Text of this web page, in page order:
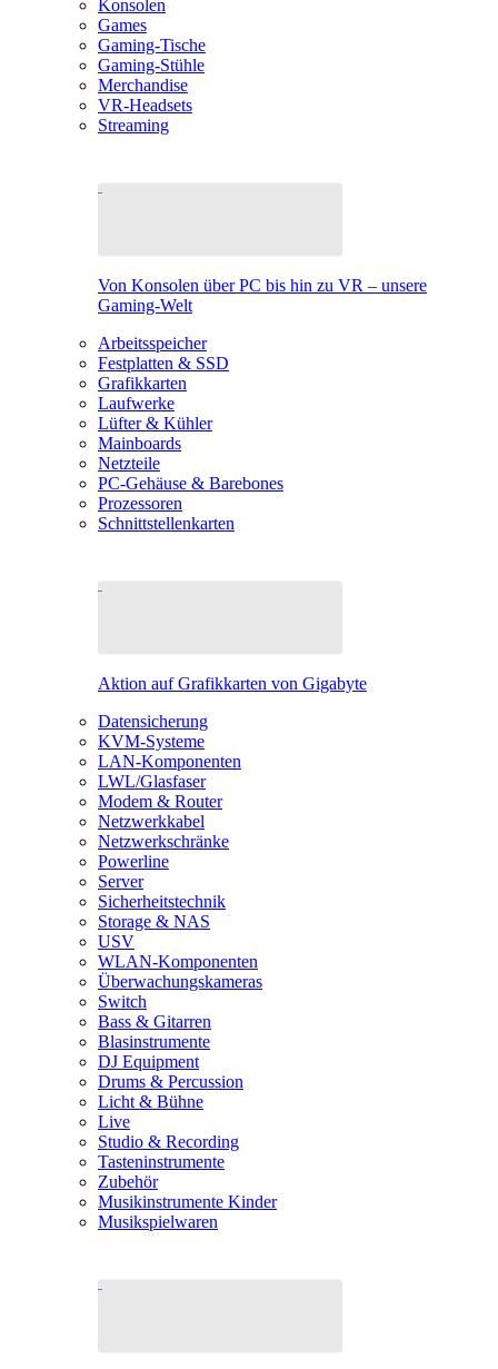
Konsolen
Games
Gaming-Tische
Gaming-Stühle
Merchandise
VR-Headsets
Streaming
Von Konsolen über PC bis hin zu VR – unsere
Gaming-Welt
Arbeitsspeicher
Festplatten & SSD
Grafikkarten
Laufwerke
Lüfter & Kühler
Mainboards
Netzteile
PC-Gehäuse & Barebones
Prozessoren
Schnittstellenkarten
Aktion auf Grafikkarten von Gigabyte
Datensicherung
KVM-Systeme
LAN-Komponenten
LWL/Glasfaser
Modem & Router
Netzwerkkabel
Netzwerkschränke
Powerline
Server
Sicherheitstechnik
Storage & NAS
USV
WLAN-Komponenten
Überwachungskameras
Switch
Bass & Gitarren
Blasinstrumente
DJ Equipment
Drums & Percussion
Licht & Bühne
Live
Studio & Recording
Tasteninstrumente
Zubehör
Musikinstrumente Kinder
Musikspielwaren